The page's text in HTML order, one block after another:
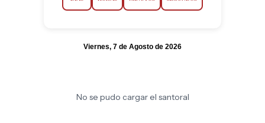
Viernes, 7 de Agosto de 2026
No se pudo cargar el santoral